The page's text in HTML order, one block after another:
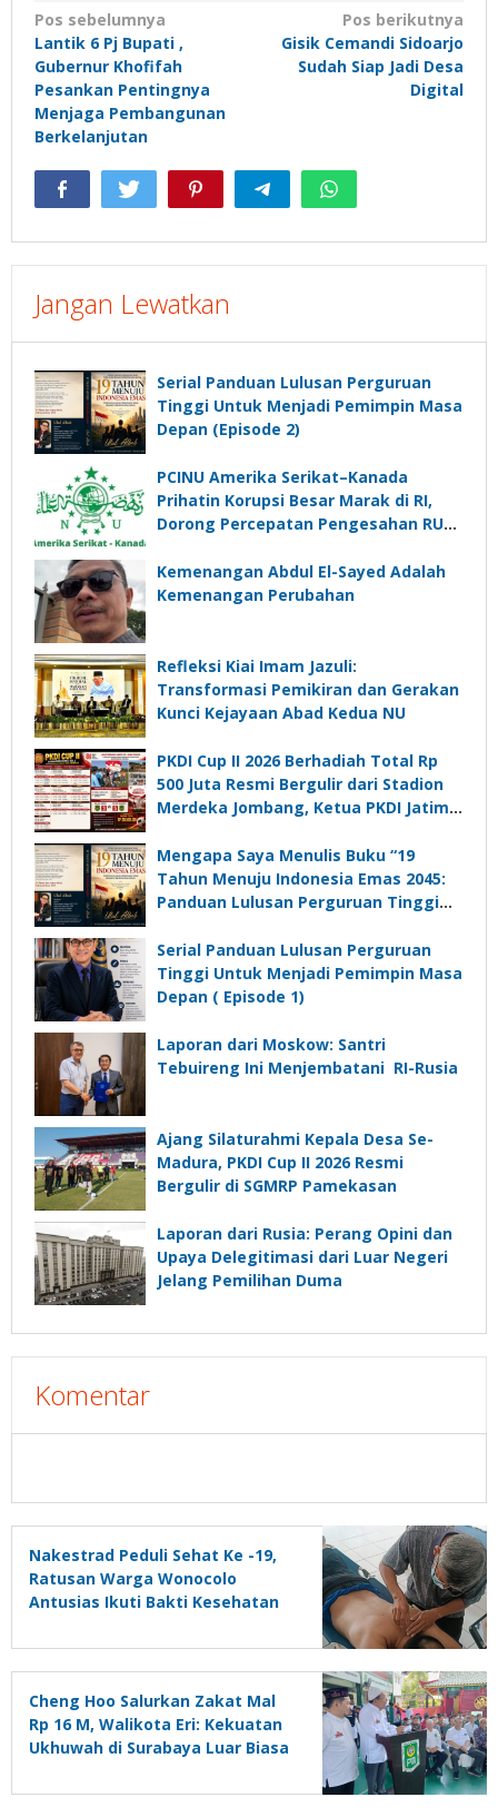
Navigasi
pos
Pos sebelumnya
Lantik 6 Pj Bupati ,
Gubernur Khofifah
Pesankan Pentingnya
Menjaga Pembangunan
Berkelanjutan
Pos berikutnya
Gisik Cemandi Sidoarjo
Sudah Siap Jadi Desa
Digital
Jangan Lewatkan
Serial Panduan Lulusan Perguruan
Tinggi Untuk Menjadi Pemimpin Masa
Depan (Episode 2)
PCINU Amerika Serikat–Kanada
Prihatin Korupsi Besar Marak di RI,
Dorong Percepatan Pengesahan RUU
Kemenangan Abdul El-Sayed Adalah
Kemenangan Perubahan
Refleksi Kiai Imam Jazuli:
Transformasi Pemikiran dan Gerakan
Kunci Kejayaan Abad Kedua NU
PKDI Cup II 2026 Berhadiah Total Rp
500 Juta Resmi Bergulir dari Stadion
Merdeka Jombang, Ketua PKDI Jatim:
Komunikasi Kades untuk Memajukan
Desa
Mengapa Saya Menulis Buku “19
Tahun Menuju Indonesia Emas 2045:
Panduan Lulusan Perguruan Tinggi
Depan”?
Serial Panduan Lulusan Perguruan
Tinggi Untuk Menjadi Pemimpin Masa
Depan ( Episode 1)
Laporan dari Moskow: Santri
Tebuireng Ini Menjembatani RI-Rusia
Ajang Silaturahmi Kepala Desa Se-
Madura, PKDI Cup II 2026 Resmi
Bergulir di SGMRP Pamekasan
Laporan dari Rusia: Perang Opini dan
Upaya Delegitimasi dari Luar Negeri
Jelang Pemilihan Duma
Komentar
Nakestrad Peduli Sehat Ke -19,
Ratusan Warga Wonocolo
Antusias Ikuti Bakti Kesehatan
Cheng Hoo Salurkan Zakat Mal
Rp 16 M, Walikota Eri: Kekuatan
Ukhuwah di Surabaya Luar Biasa